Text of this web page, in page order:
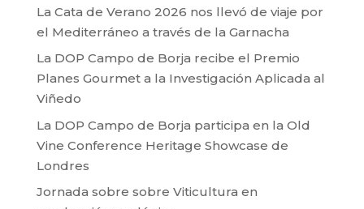
La Cata de Verano 2026 nos llevó de viaje por
el Mediterráneo a través de la Garnacha
La DOP Campo de Borja recibe el Premio
Planes Gourmet a la Investigación Aplicada al
Viñedo
La DOP Campo de Borja participa en la Old
Vine Conference Heritage Showcase de
Londres
Jornada sobre sobre Viticultura en